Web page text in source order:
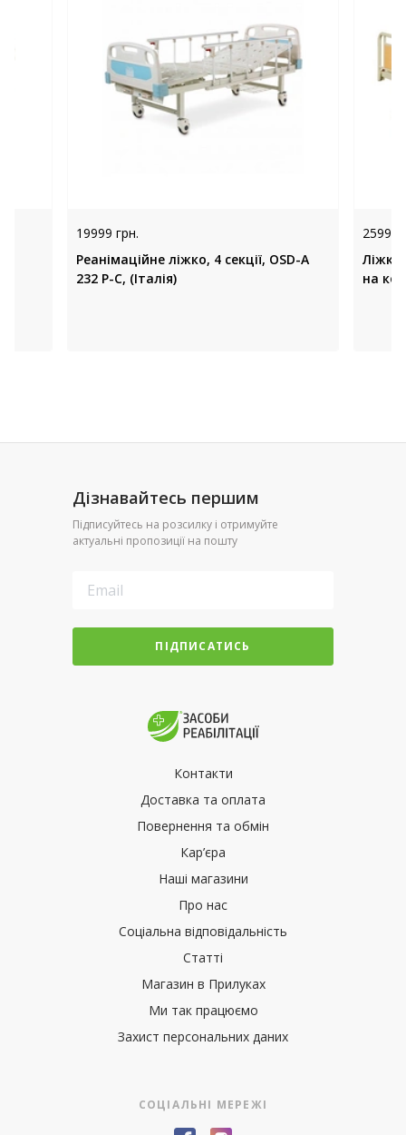
19999 грн.
Реанімаційне ліжко, 4 секції, OSD-A
232 P-C, (Італія)
25990
Ліжко
на
Дізнавайтесь першим
Підписуйтесь на розсилку і отримуйте
актуальні пропозиції на пошту
ПІДПИСАТИСЬ
Контакти
Доставка та оплата
Повернення та обмін
Кар’єра
Наші магазини
Про нас
Соціальна відповідальність
Статті
Магазин в Прилуках
Ми так працюємо
Захист персональних даних
СОЦІАЛЬНІ МЕРЕЖІ